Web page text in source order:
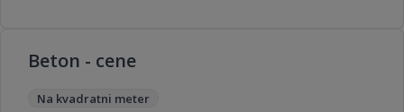
Beton - cene
Na kvadratni meter